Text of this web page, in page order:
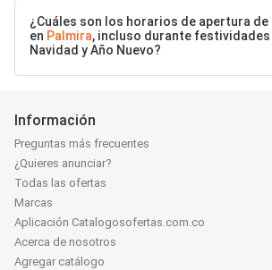
¿Cuáles son los horarios de apertura de
en Palmira, incluso durante festividades
Navidad y Año Nuevo?
Información
Preguntas más frecuentes
¿Quieres anunciar?
Todas las ofertas
Marcas
Aplicación Catalogosofertas.com.co
Acerca de nosotros
Agregar catálogo